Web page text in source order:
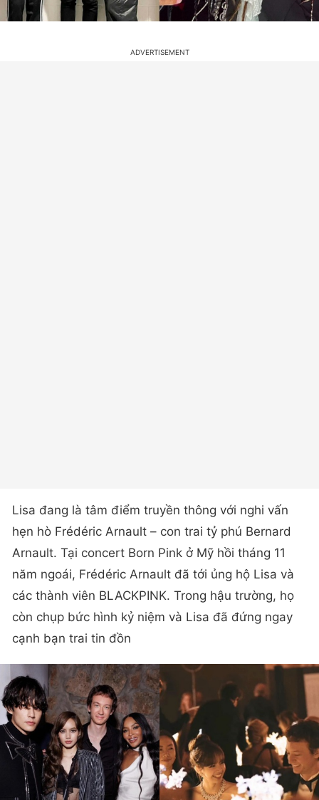
Lisa đang là tâm điểm truyền thông với nghi vấn
hẹn hò Frédéric Arnault – con trai tỷ phú Bernard
Arnault. Tại concert Born Pink ở Mỹ hồi tháng 11
năm ngoái, Frédéric Arnault đã tới ủng hộ Lisa và
các thành viên BLACKPINK. Trong hậu trường, họ
còn chụp bức hình kỷ niệm và Lisa đã đứng ngay
cạnh bạn trai tin đồn